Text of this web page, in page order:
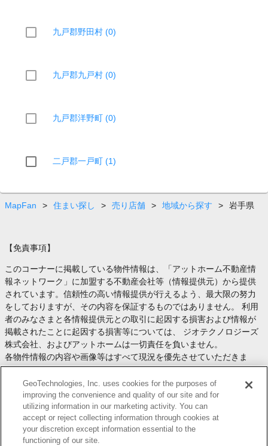
九戸郡野田村 (0)
九戸郡九戸村 (0)
九戸郡洋野町 (0)
二戸郡一戸町 (1)
MapFan > 住まい探し > 売り店舗 > 地域から探す > 岩手県
【免責事項】
このコーナーに掲載している物件情報は、「アットホーム不動産情
報ネットワーク」に加盟する不動産会社等（情報提供元）から提供
されています。信頼性の高い情報提供が行えるよう、最大限の努力
をしておりますが、その内容を保証するものではありません。 利用
者のみなさまと各情報提供元との取引に起因する損害および情報が
掲載されたことに起因する損害等については、 ジオテクノロジーズ
株式会社、およびアットホームは一切責任を負いません。
各物件情報の内容や画像等はすべて現況を優先させていただきま
す。
お取引等（お取引の準備、資金調達等を含みます）の際には、内容
や契約条件等について、 各情報提供元より十分な説明を受け、ご自
身でご確認の上、判断してください。
このコーナーへの物件情報のご掲載、その他不動産業務ソリューシ
ョン等についての不動産会社様のお問合せはこちら
GeoTechnologies, Inc. uses cookies for the purposes of
improving the convenience and quality of our site and for
utilizing information in our marketing activity. You can
accept or reject collecting information through cookies at
your discretion except information essential to the
functioning of our site.